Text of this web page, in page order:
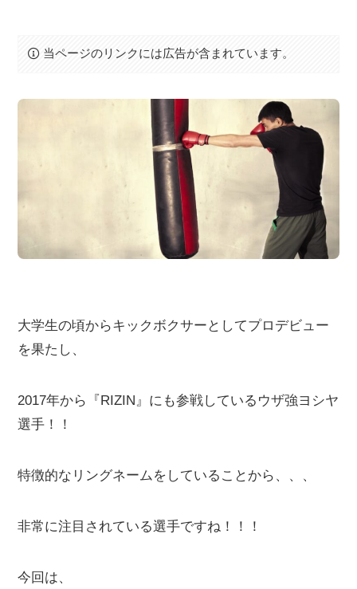
当ページのリンクには広告が含まれています。
大学生の頃からキックボクサーとしてプロデビュー
を果たし、
2017年から『RIZIN』にも参戦しているウザ強ヨシヤ
選手！！
特徴的なリングネームをしていることから、、、
非常に注目されている選手ですね！！！
今回は、